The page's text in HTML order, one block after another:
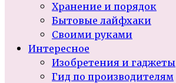
Хранение и порядок
Бытовые лайфхаки
Своими руками
Интересное
Изобретения и гаджеты
Гид по производителям